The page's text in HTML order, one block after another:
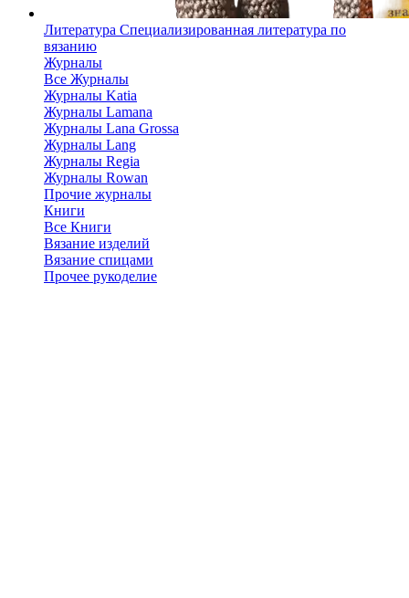
Литература Специализированная литература по
вязанию
Журналы
Все Журналы
Журналы Katia
Журналы Lamana
Журналы Lana Grossa
Журналы Lang
Журналы Regia
Журналы Rowan
Прочие журналы
Книги
Все Книги
Вязание изделий
Вязание спицами
Прочее рукоделие